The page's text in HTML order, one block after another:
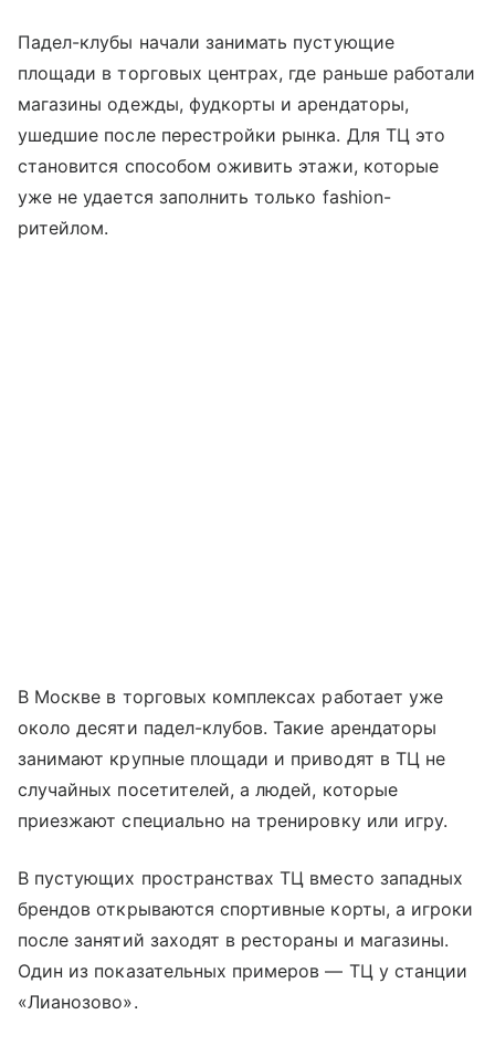
Падел-клубы начали занимать пустующие
площади в торговых центрах, где раньше работали
магазины одежды, фудкорты и арендаторы,
ушедшие после перестройки рынка. Для ТЦ это
становится способом оживить этажи, которые
уже не удается заполнить только fashion-
ритейлом.
В Москве в торговых комплексах работает уже
около десяти падел-клубов. Такие арендаторы
занимают крупные площади и приводят в ТЦ не
случайных посетителей, а людей, которые
приезжают специально на тренировку или игру.
В пустующих пространствах ТЦ вместо западных
брендов открываются спортивные корты, а игроки
после занятий заходят в рестораны и магазины.
Один из показательных примеров — ТЦ у станции
«Лианозово».